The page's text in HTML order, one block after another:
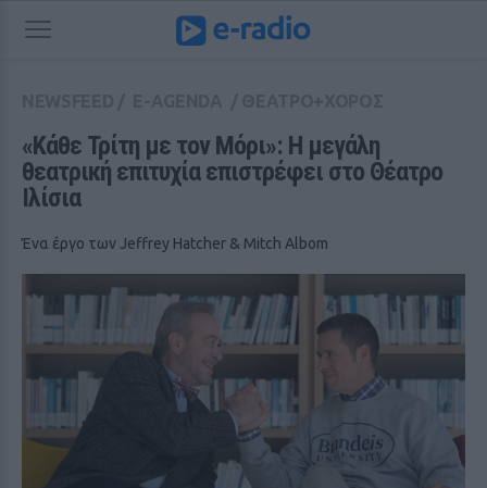
«Κάθε Τρίτη με τον Μόρι»: Η μεγάλη
θεατρική επιτυχία επιστρέφει στο Θέατρο
Ιλίσια
Ένα έργο των Jeffrey Hatcher & Mitch Albom